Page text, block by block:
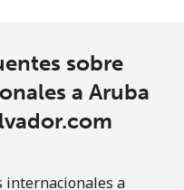
357 min por ⁦$10⁩
256 min por ⁦$10⁩
sobre
a Aruba
internacionales a